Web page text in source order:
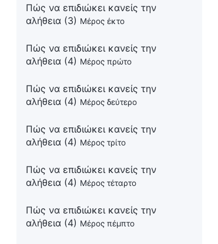
Πώς να επιδιώκει κανείς την
αλήθεια (3) Μέρος έκτο
Πώς να επιδιώκει κανείς την
αλήθεια (4) Μέρος πρώτο
Πώς να επιδιώκει κανείς την
αλήθεια (4) Μέρος δεύτερο
Πώς να επιδιώκει κανείς την
αλήθεια (4) Μέρος τρίτο
Πώς να επιδιώκει κανείς την
αλήθεια (4) Μέρος τέταρτο
Πώς να επιδιώκει κανείς την
αλήθεια (4) Μέρος πέμπτο